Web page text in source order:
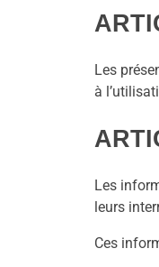
Les
à
Les
leurs
Ces